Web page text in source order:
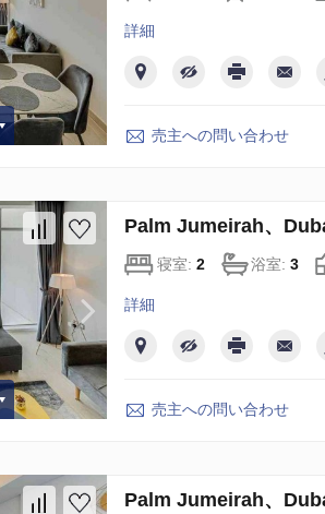
詳細
売主への問い合わせ
Palm Jumeirah、
寝室: 2 浴室: 3
詳細
売主への問い合わせ
Palm Jumeirah、